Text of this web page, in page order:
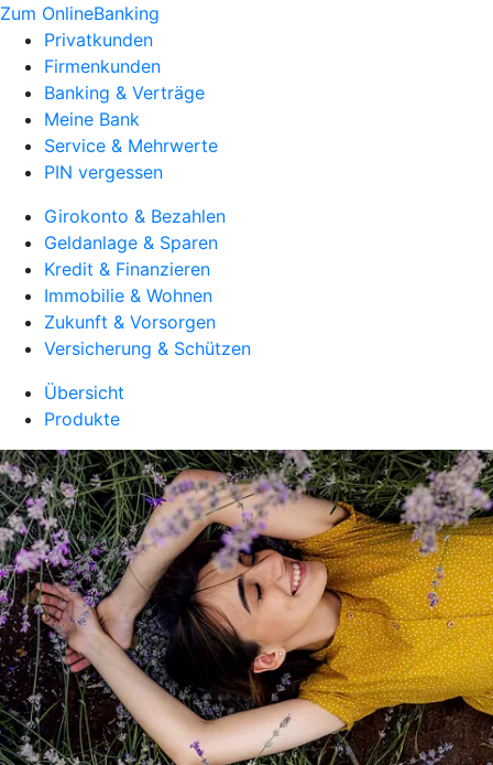
Zum OnlineBanking
Privatkunden
Firmenkunden
Banking & Verträge
Meine Bank
Service & Mehrwerte
PIN vergessen
Girokonto & Bezahlen
Geldanlage & Sparen
Kredit & Finanzieren
Immobilie & Wohnen
Zukunft & Vorsorgen
Versicherung & Schützen
Übersicht
Produkte